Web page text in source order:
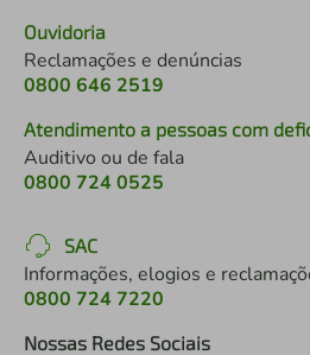
Ouvidoria
Reclamações e denúncias
0800 646 2519
Atendimento a pessoas com
Auditivo ou de fala
0800 724 0525
SAC
Informações, elogios e
0800 724 7220
Nossas Redes Sociais